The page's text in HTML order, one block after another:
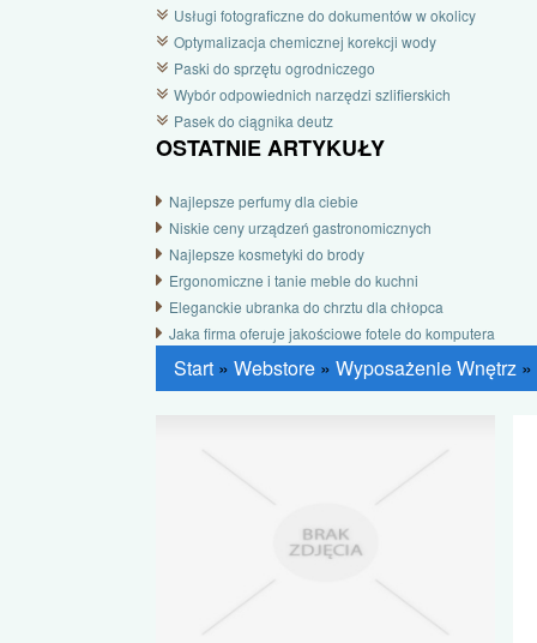
Usługi fotograficzne do dokumentów w okolicy
Optymalizacja chemicznej korekcji wody
Paski do sprzętu ogrodniczego
Wybór odpowiednich narzędzi szlifierskich
Pasek do ciągnika deutz
OSTATNIE ARTYKUŁY
Najlepsze perfumy dla ciebie
Niskie ceny urządzeń gastronomicznych
Najlepsze kosmetyki do brody
Ergonomiczne i tanie meble do kuchni
Eleganckie ubranka do chrztu dla chłopca
Jaka firma oferuje jakościowe fotele do komputera
Start » Webstore » Wyposażenie Wnętrz »